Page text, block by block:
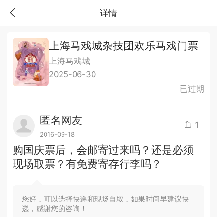
详情
上海马戏城杂技团欢乐马戏门票
上海马戏城
2025-06-30
已过期
匿名网友
2016-09-18
1
购国庆票后，会邮寄过来吗？还是必须
现场取票？有免费寄存行李吗？
您好，可以选择快递和现场自取，如果时间早建议快
递，感谢您的咨询！